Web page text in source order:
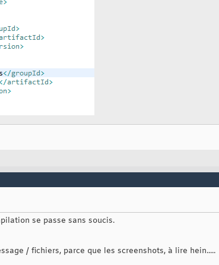
se passe sans soucis.
/ fichiers, parce que les screenshots, à lire hein.....